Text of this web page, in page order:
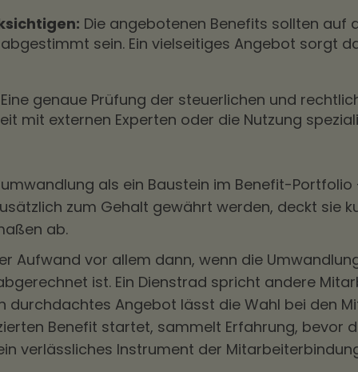
Die angebotenen Benefits sollten auf
sein. Ein vielseitiges Angebot sorgt
Eine genaue Prüfung der steuerlichen und
mit externen Experten oder die Nutzung
als ein Baustein im Benefit-Portfolio
zum Gehalt gewährt werden, deckt sie
ab.
Aufwand vor allem dann, wenn die
ist. Ein Dienstrad spricht andere
durchdachtes Angebot lässt die Wahl bei den
Benefit startet, sammelt Erfahrung, bevor
verlässliches Instrument der